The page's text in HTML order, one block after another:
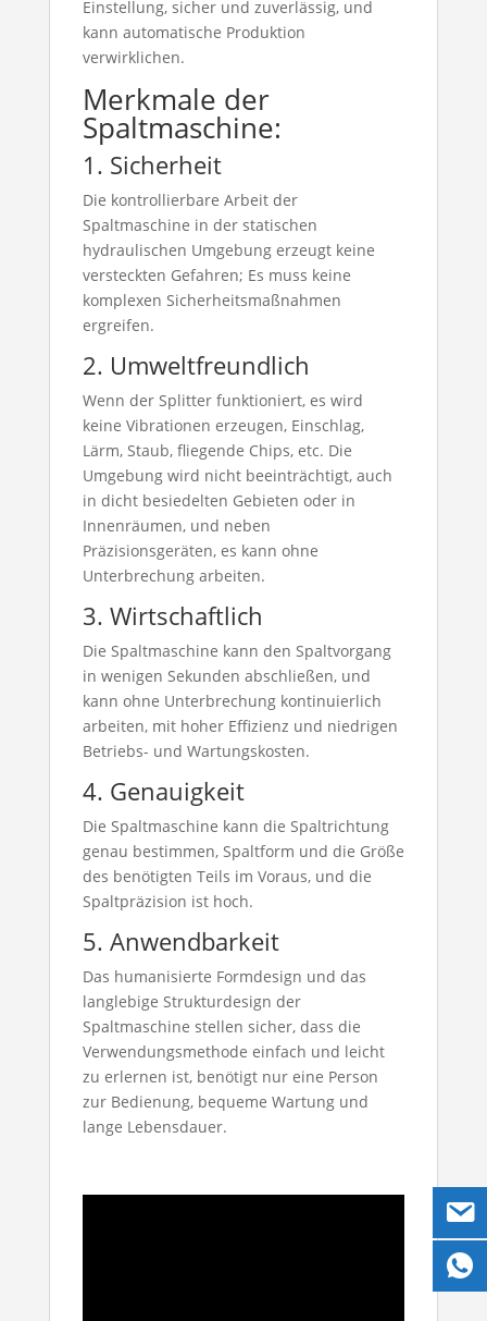
Einstellung, sicher und zuverlässig, und
kann automatische Produktion
verwirklichen.
Merkmale der
Spaltmaschine:
1. Sicherheit
Die kontrollierbare Arbeit der
Spaltmaschine in der statischen
hydraulischen Umgebung erzeugt keine
versteckten Gefahren; Es muss keine
komplexen Sicherheitsmaßnahmen
ergreifen.
2. Umweltfreundlich
Wenn der Splitter funktioniert, es wird
keine Vibrationen erzeugen, Einschlag,
Lärm, Staub, fliegende Chips, etc. Die
Umgebung wird nicht beeinträchtigt, auch
in dicht besiedelten Gebieten oder in
Innenräumen, und neben
Präzisionsgeräten, es kann ohne
Unterbrechung arbeiten.
3. Wirtschaftlich
Die Spaltmaschine kann den Spaltvorgang
in wenigen Sekunden abschließen, und
kann ohne Unterbrechung kontinuierlich
arbeiten, mit hoher Effizienz und niedrigen
Betriebs- und Wartungskosten.
4. Genauigkeit
Die Spaltmaschine kann die Spaltrichtung
genau bestimmen, Spaltform und die Größe
des benötigten Teils im Voraus, und die
Spaltpräzision ist hoch.
5. Anwendbarkeit
Das humanisierte Formdesign und das
langlebige Strukturdesign der
Spaltmaschine stellen sicher, dass die
Verwendungsmethode einfach und leicht
zu erlernen ist, benötigt nur eine Person
zur Bedienung, bequeme Wartung und
lange Lebensdauer.